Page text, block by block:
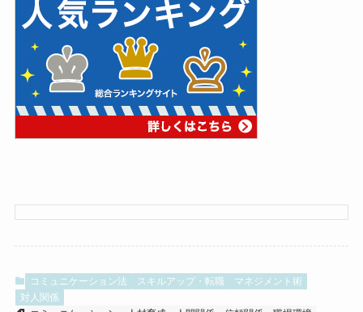
コミュニケーション法 スキルアップ・転職
マネジメント術
対人関係